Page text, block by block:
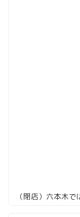
（閉店）六本木